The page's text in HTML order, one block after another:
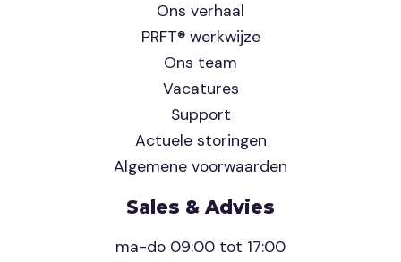
Ons verhaal
PRFT® werkwijze
Ons team
Vacatures
Support
Actuele storingen
Algemene voorwaarden
Sales & Advies
ma-do 09:00 tot 17:00